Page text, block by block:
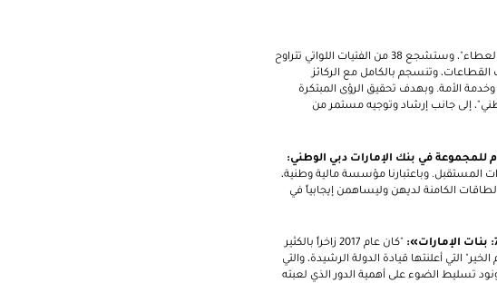
والعطاء"، وستشجع 38 من الفتيات اللواتي تتراوح
القطاعات، وتنسجم بالكامل مع الركائز
الأمة. وبهدف تحقيق الرؤى المبتكرة
إلى جانب إرشاد وتوجيه مستمر من
للمجموعة في بنك الإمارات دبي الوطني:
المستقبل. وباعتبارنا مؤسسة مالية وطنية،
الكامنة لديهن وليساهمن إيجابياً في
"كان عام 2017 زاخراً بالكثير
التي أعلنتها قيادة الدولة الرشيدة، والتي
تسليط الضوء على أهمية الدور الذي لعبته